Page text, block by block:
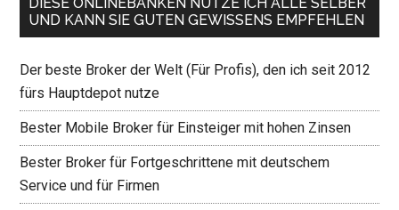
UND KANN SIE GUTEN GEWISSENS EMPFEHLEN
Der beste Broker der Welt (Für Profis), den ich seit 2012
fürs Hauptdepot nutze
Bester Mobile Broker für Einsteiger mit hohen Zinsen
Bester Broker für Fortgeschrittene mit deutschem
Service und für Firmen